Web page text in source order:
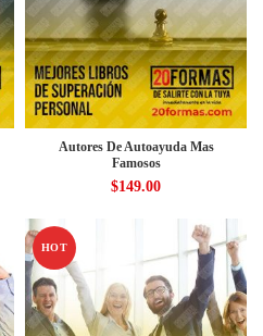
Autores De Autoayuda Mas
Famosos
$149.00
HOT